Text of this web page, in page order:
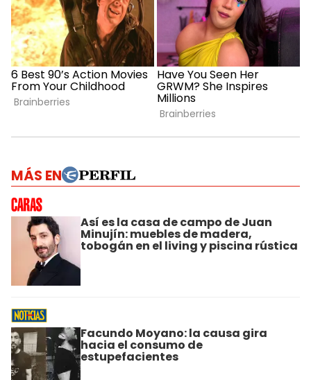
MÁS EN
Así es la casa de campo de Juan
Minujín: muebles de madera,
tobogán en el living y piscina rústica
Facundo Moyano: la causa gira
hacia el consumo de
estupefacientes